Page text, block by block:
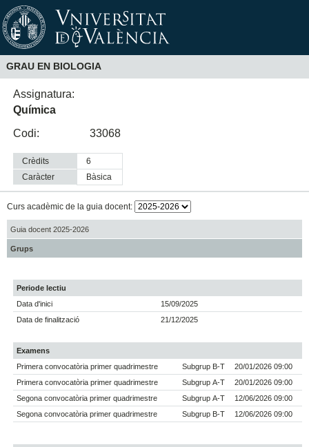
GRAU EN BIOLOGIA
Assignatura:
Química
Codi:
33068
Crèdits
6
Caràcter
bàsica
Curs acadèmic de la guia docent:
Guia docent 2025-2026
Grups
Periode lectiu
Data d'inici
15/09/2025
Data de finalització
21/12/2025
Examens
Primera convocatòria primer quadrimestre
Subgrup B-T
20/01/2026 09:00
Primera convocatòria primer quadrimestre
Subgrup A-T
20/01/2026 09:00
Segona convocatòria primer quadrimestre
Subgrup A-T
12/06/2026 09:00
Segona convocatòria primer quadrimestre
Subgrup B-T 12/06/2026 09:00